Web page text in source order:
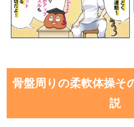
骨盤周りの柔軟体操
説